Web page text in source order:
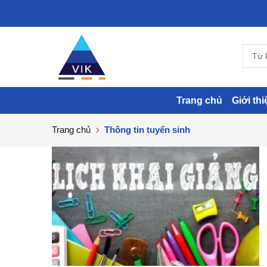
Trang chủ Giới
Trang chủ Thông tin tuyển sinh